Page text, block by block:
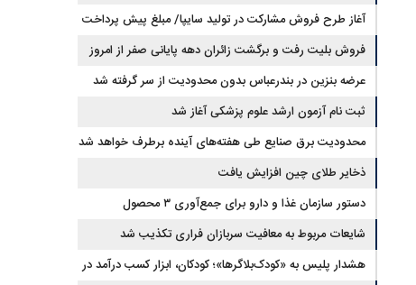
آغاز طرح فروش مشارکت در تولید سایپا/ مبلغ پیش پرداخت
اعلام شد
فروش بلیت رفت و برگشت زائران دهه پایانی صفر از امروز
آغاز شد
عرضه بنزین در بندرعباس بدون محدودیت از سر گرفته شد
ثبت نام آزمون ارشد علوم پزشکی آغاز شد
محدودیت‌ برق صنایع طی هفته‌های آینده برطرف خواهد شد
ذخایر طلای چین افزایش یافت
دستور سازمان غذا و دارو برای جمع‌آوری ۳ محصول
سلامت‌محور
شایعات مربوط به معافیت سربازان فراری تکذیب شد
هشدار پلیس به «کودک‌بلاگرها»؛ کودکان، ابزار کسب درآمد در